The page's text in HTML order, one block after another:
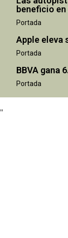
beneficio en
Portada
Apple eleva
Portada
BBVA gana
Portada
"